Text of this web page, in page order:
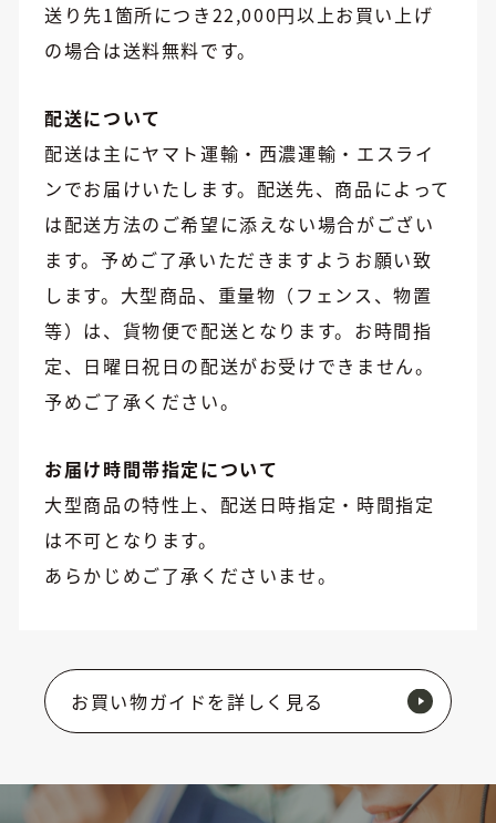
送り先1箇所につき22,000円以上お買い上げ
の場合は送料無料です。
配送について
配送は主にヤマト運輸・西濃運輸・エスライ
ンでお届けいたします。配送先、商品によって
は配送方法のご希望に添えない場合がござい
ます。予めご了承いただきますようお願い致
します。大型商品、重量物（フェンス、物置
等）は、貨物便で配送となります。お時間指
定、日曜日祝日の配送がお受けできません。
予めご了承ください。
お届け時間帯指定について
大型商品の特性上、配送日時指定・時間指定
は不可となります。
あらかじめご了承くださいませ。
お買い物ガイドを詳しく見る